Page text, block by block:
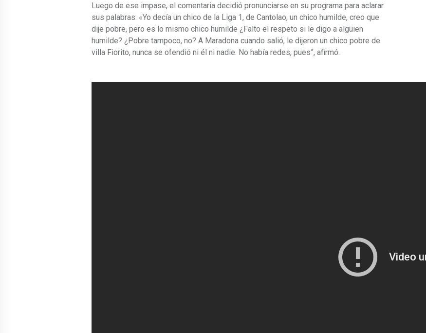
Luego de ese impase, el comentaria decidió pronunciarse en su programa para aclarar
sus palabras: «Yo decía un chico de la Liga 1, de Cantolao, un chico humilde, creo que
dije pobre, pero es lo mismo chico humilde ¿Falto el respeto si le digo a alguien
humilde? ¿Pobre tampoco, no? A Maradona cuando salió, le dijeron un chico pobre de
villa Fiorito, nunca se ofendió ni él ni nadie. No había redes, pues”, afirmó.